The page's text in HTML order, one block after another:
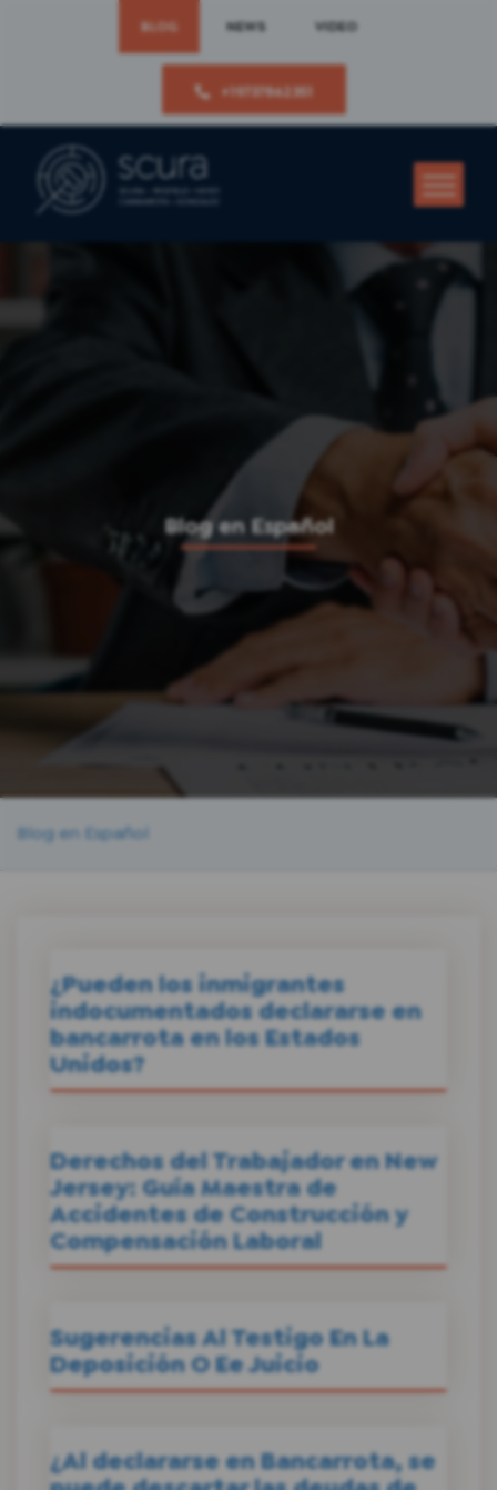
BLOG NEWS VIDEO
+19737862351
Blog en Español
Blog en Español
¿Pueden los inmigrantes
indocumentados declararse en
bancarrota en los Estados
Unidos?
Derechos del Trabajador en New
Jersey: Guía Maestra de
Accidentes de Construcción y
Compensación Laboral
Sugerencias Al Testigo En La
Deposición O Ee Juicio
¿Al declararse en Bancarrota, se